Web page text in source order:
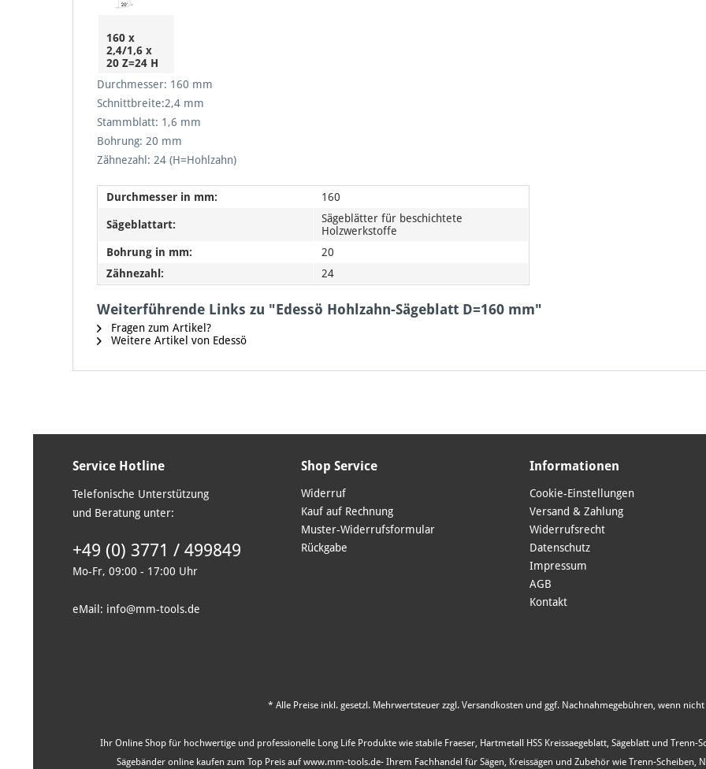
160 x
2,4/1,6 x
20 Z=24 H
Durchmesser: 160 mm
Schnittbreite:2,4 mm
Stammblatt: 1,6 mm
Bohrung: 20 mm
Zähnezahl: 24 (H=Hohlzahn)
Durchmesser in mm: 160
Sägeblattart:
Sägeblätter für beschichtete
Holzwerkstoffe
Bohrung in mm:
20
Zähnezahl:
24
Weiterführende Links zu "Edessö Hohlzahn-Sägeblatt D=160 mm"
Fragen zum Artikel?
Weitere Artikel von Edessö
Service Hotline
Telefonische Unterstützung
und Beratung unter:
+49 (0) 3771 / 499849
Mo-Fr, 09:00 - 17:00 Uhr
eMail: info@mm-tools.de
Shop Service
Widerruf
Kauf auf Rechnung
Muster-Widerrufsformular
Rückgabe
Informationen
Cookie-Einstellungen
Versand & Zahlung
Widerrufsrecht
Datenschutz
Impressum
AGB
Kontakt
* Alle Preise inkl. gesetzl. Mehrwertsteuer zzgl. Versandkosten und ggf. Nachnahmegebühren, wenn
Ihr Online Shop für hochwertige und professionelle Long Life Produkte wie stabile Fraeser, Hartmetall HSS Kreissaegeblatt, Sägeblatt und
Sägebänder online kaufen zum Top Preis auf www.mm-tools.de- Ihrem Fachhandel für Sägen, Kreissägen und Zubehör wie Trenn-